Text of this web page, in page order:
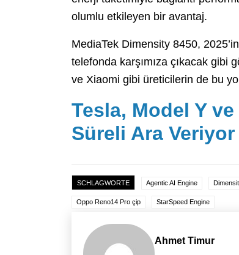
olumlu etkileyen bir avantaj.
MediaTek Dimensity 8450,
telefonda karşımıza çıkacak gibi
ve Xiaomi gibi üreticilerin de bu
Tesla, Model Y
Süreli Ara Veriyor
SCHLAGWORTE Agentic AI Engine
Oppo Reno14 Pro çip StarSpeed Engine
Ahmet Timur